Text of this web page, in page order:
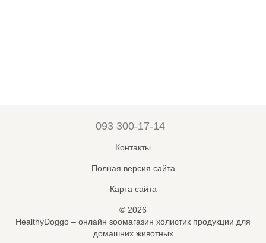
093 300-17-14
Контакты
Полная версия сайта
Карта сайта
© 2026
HealthyDoggo – онлайн зоомагазин холистик продукции для
домашних животных